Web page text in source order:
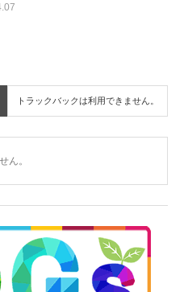
トラックバックは利用できません。
ん。